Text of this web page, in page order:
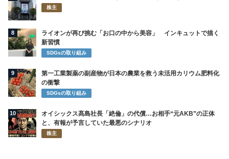
株主
8
ライオンが再び挑む「お口の中から美容」 インキュットで描く
新習慣
SDGsの取り組み
9
第一工業製薬の副産物が日本の農業を救う未活用カリウム肥料化
の衝撃
SDGsの取り組み
10
オイシックス髙島社長「絶倫」の代償…お相手“元AKB”の正体
と、有報が予言していた最悪のシナリオ
株主